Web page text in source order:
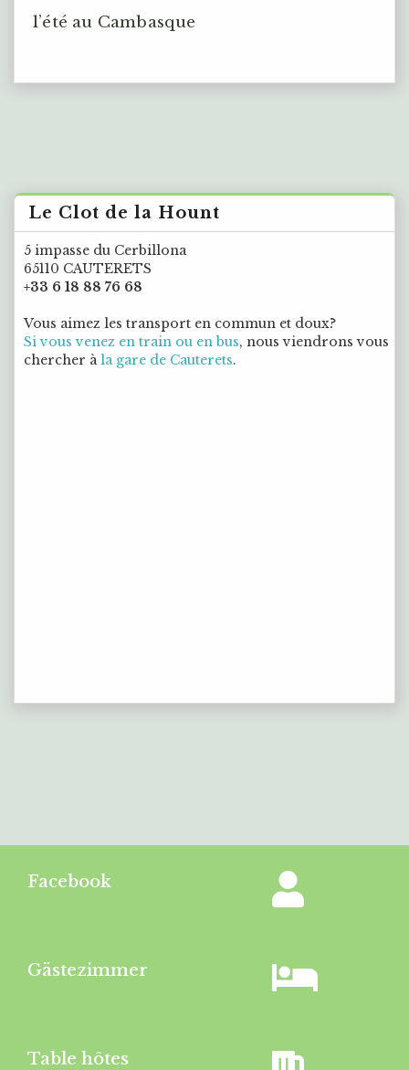
l’été au Cambasque
Le Clot de la Hount
5 impasse du Cerbillona
65110 CAUTERETS
+33 6 18 88 76 68
Vous aimez les transport en commun et doux?
Si vous venez en train ou en bus, nous viendrons vous
chercher àla gare de Cauterets.
Facebook
Gästezimmer
Table hôtes